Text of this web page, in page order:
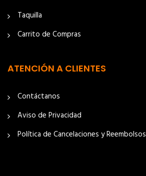
Taquilla
Carrito de Compras
ATENCIÓN A CLIENTES
Contáctanos
Aviso de Privacidad
Política de Cancelaciones y Reembolsos